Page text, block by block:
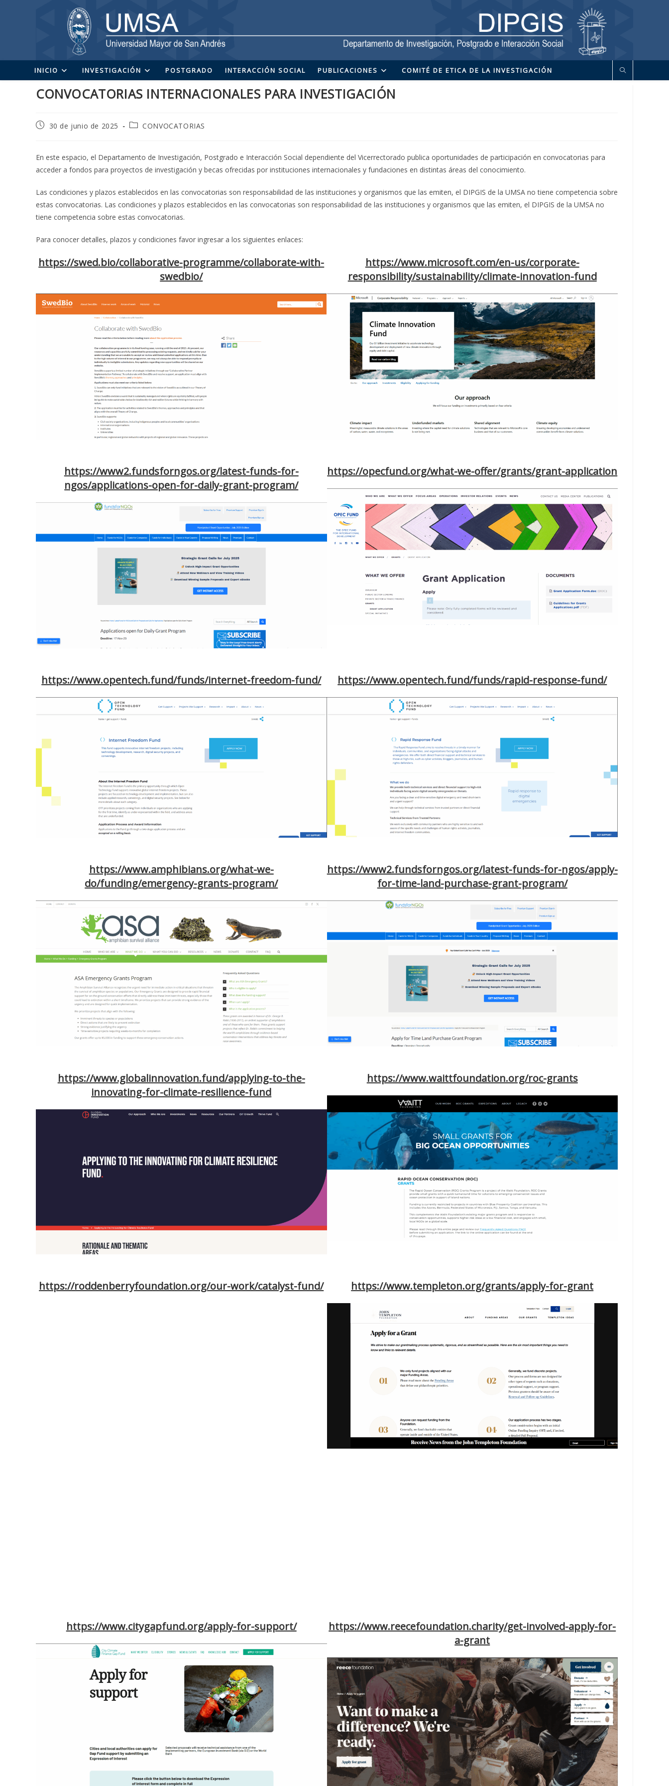
INICIO INVESTIGACIÓN POSTGRADO INTERACCIÓN SOCIAL PUBLICACIONES COMITÉ DE ETICA DE LA INVESTIGACIÓN
CONVOCATORIAS INTERNACIONALES PARA INVESTIGACIÓN
Publicación
entrada:
30 de junio de 2025
Categoría
entrada:
CONVOCATORIAS
En este espacio, el Departamento de Investigación, Postgrado e Interacción Social dependiente del Vicerrectorado publica oportunidades de participación en convocatorias para
acceder a fondos para proyectos de investigación y becas ofrecidas por instituciones internacionales y fundaciones en distintas áreas del conocimiento.
Las condiciones y plazos establecidos en las convocatorias son responsabilidad de las instituciones y organismos que las emiten, el DIPGIS de la UMSA no tiene competencia sobre
estas convocatorias. Las condiciones y plazos establecidos en las convocatorias son responsabilidad de las instituciones y organismos que las emiten, el DIPGIS de la UMSA no
tiene competencia sobre estas convocatorias.
Para conocer detalles, plazos y condiciones favor ingresar a los siguientes enlaces:
https://swed.bio/collaborative-programme/collaborate-with-
swedbio/
https://www.microsoft.com/en-us/corporate-
responsibility/sustainability/climate-innovation-fund
https://www2.fundsforngos.org/latest-funds-for-
ngos/applications-open-for-daily-grant-program/
https://opecfund.org/what-we-offer/grants/grant-application
https://www.opentech.fund/funds/internet-freedom-fund/ https://www.opentech.fund/funds/rapid-response-fund/
https://www.amphibians.org/what-we-
do/funding/emergency-grants-program/
https://www2.fundsforngos.org/latest-funds-for-ngos/apply-
for-time-land-purchase-grant-program/
https://www.globalinnovation.fund/applying-to-the-
innovating-for-climate-resilience-fund
https://www.waittfoundation.org/roc-grants
https://roddenberryfoundation.org/our-work/catalyst-fund/ https://www.templeton.org/grants/apply-for-grant
https://fundsforindividuals.fundsforngos.org/grants/call-for-
entries-expense-support-grant-program/
https://www2.fundsforngos.org/latest-funds-for-ngos/open-
call-for-smurfit-kappa-foundation-grant-program/